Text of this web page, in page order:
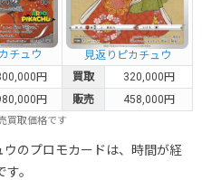
チュウ
見返りピカチュウ
円 買取
320,000円
円 販売 458,000円
買取価格です
のプロモカードは、時間が経
。